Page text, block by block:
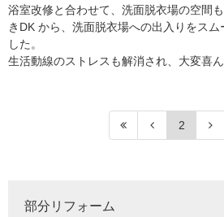
浴室改修と合わせて、洗面脱衣場の空間
きDK から、洗面脱衣場への出入りをスム
した。
生活動線のストレスも解消され、大変喜ん
2
部分リフォーム